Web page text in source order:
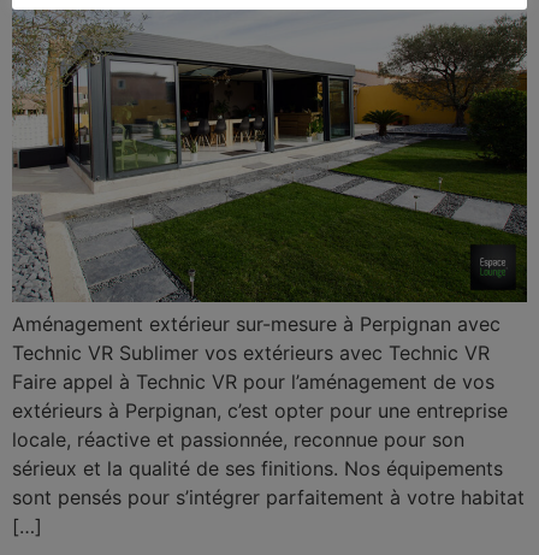
Aménagement extérieur sur-mesure à Perpignan avec
Technic VR Sublimer vos extérieurs avec Technic VR
Faire appel à Technic VR pour l’aménagement de vos
extérieurs à Perpignan, c’est opter pour une entreprise
locale, réactive et passionnée, reconnue pour son
sérieux et la qualité de ses finitions. Nos équipements
sont pensés pour s’intégrer parfaitement à votre habitat
[…]